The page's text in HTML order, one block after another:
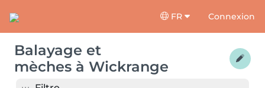
FR Connexion
Balayage et
mèches à Wickrange